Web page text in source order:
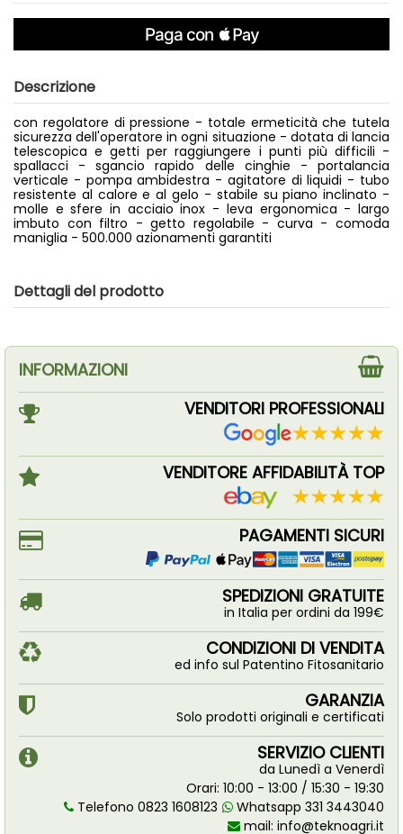
Descrizione
con regolatore di pressione - totale ermeticità che tutela
sicurezza dell'operatore in ogni situazione - dotata di lancia
telescopica e getti per raggiungere i punti più difficili -
spallacci - sgancio rapido delle cinghie - portalancia
verticale - pompa ambidestra - agitatore di liquidi - tubo
resistente al calore e al gelo - stabile su piano inclinato -
molle e sfere in acciaio inox - leva ergonomica - largo
imbuto con filtro - getto regolabile - curva - comoda
maniglia - 500.000 azionamenti garantiti
Dettagli del prodotto
INFORMAZIONI
VENDITORI PROFESSIONALI
VENDITORE AFFIDABILITÀ TOP
PAGAMENTI SICURI
SPEDIZIONI GRATUITE
in Italia per ordini da 199€
CONDIZIONI DI VENDITA
ed info sul Patentino Fitosanitario
GARANZIA
Solo prodotti originali e certificati
SERVIZIO CLIENTI
da Lunedì a Venerdì
Orari: 10:00 - 13:00 / 15:30 - 19:30
Telefono 0823 1608123
Whatsapp 331 3443040
mail: info@teknoagri.it